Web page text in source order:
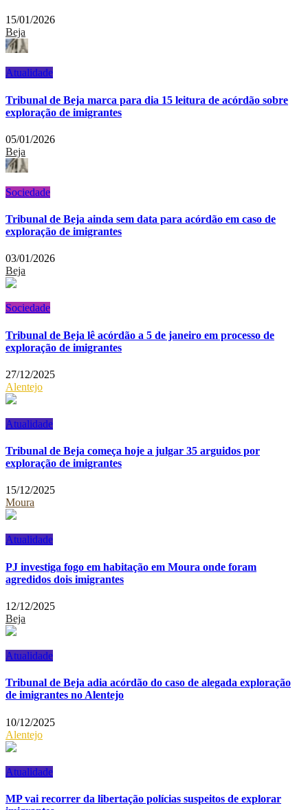
15/01/2026
Beja
Atualidade
Tribunal de Beja marca para dia 15 leitura de acórdão sobre
exploração de imigrantes
05/01/2026
Beja
Sociedade
Tribunal de Beja ainda sem data para acórdão em caso de
exploração de imigrantes
03/01/2026
Beja
Sociedade
Tribunal de Beja lê acórdão a 5 de janeiro em processo de
exploração de imigrantes
27/12/2025
Alentejo
Atualidade
Tribunal de Beja começa hoje a julgar 35 arguidos por
exploração de imigrantes
15/12/2025
Moura
Atualidade
PJ investiga fogo em habitação em Moura onde foram
agredidos dois imigrantes
12/12/2025
Beja
Atualidade
Tribunal de Beja adia acórdão do caso de alegada exploração
de imigrantes no Alentejo
10/12/2025
Alentejo
Atualidade
MP vai recorrer da libertação polícias suspeitos de explorar